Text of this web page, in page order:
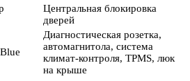
Центральная блокировка
дверей
Диагностическая розетка,
автомагнитола, система
климат-контроля, TPMS, люк
на крыше